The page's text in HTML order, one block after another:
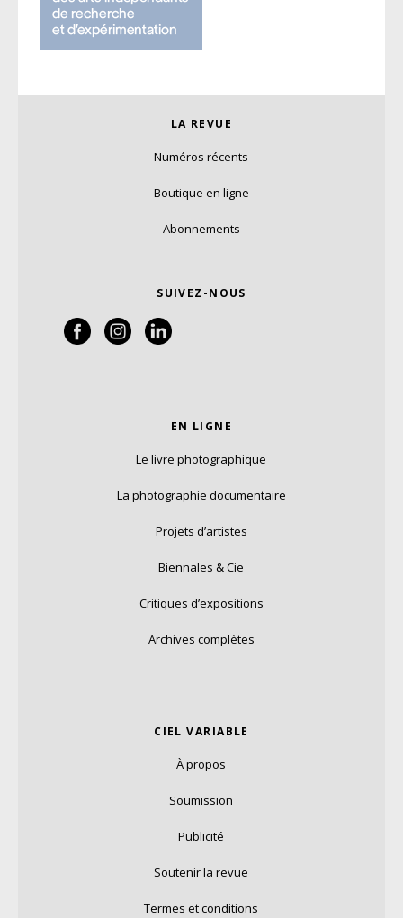
LA REVUE
Numéros récents
Boutique en ligne
Abonnements
SUIVEZ-NOUS
EN LIGNE
Le livre photographique
La photographie documentaire
Projets d’artistes
Biennales & Cie
Critiques d’expositions
Archives complètes
CIEL VARIABLE
À propos
Soumission
Publicité
Soutenir la revue
Termes et conditions